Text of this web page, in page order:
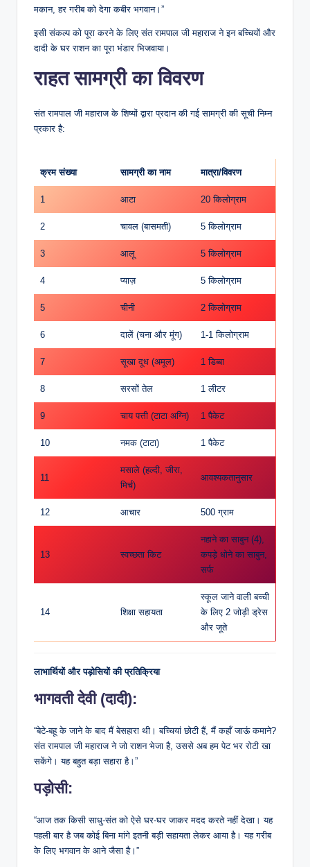
मकान, हर गरीब को देगा कबीर भगवान।”
इसी संकल्प को पूरा करने के लिए संत रामपाल जी महाराज ने इन बच्चियों और
दादी के घर राशन का पूरा भंडार भिजवाया।
​राहत सामग्री का विवरण
​संत रामपाल जी महाराज के शिष्यों द्वारा प्रदान की गई सामग्री की सूची निम्न
प्रकार है:
क्रम संख्या सामग्री का नाम मात्रा/विवरण
1 आटा 20 किलोग्राम
2 चावल (बासमती) 5 किलोग्राम
3 आलू 5 किलोग्राम
4 प्याज़ 5 किलोग्राम
5 चीनी 2 किलोग्राम
6 दालें (चना और मूंग) 1-1 किलोग्राम
7 सूखा दूध (अमूल) 1 डिब्बा
8 सरसों तेल 1 लीटर
9 चाय पत्ती (टाटा अग्नि) 1 पैकेट
10 नमक (टाटा) 1 पैकेट
11
मसाले (हल्दी, जीरा,
मिर्च)
आवश्यकतानुसार
12 आचार 500 ग्राम
13 स्वच्छता किट
नहाने का साबुन (4),
कपड़े धोने का साबुन,
सर्फ
14 शिक्षा सहायता
स्कूल जाने वाली बच्ची
के लिए 2 जोड़ी ड्रेस
और जूते
लाभार्थियों और पड़ोसियों की प्रतिक्रिया
​भागवती देवी (दादी):
“बेटे-बहू के जाने के बाद मैं बेसहारा थी। बच्चियां छोटी हैं, मैं कहाँ जाऊं कमाने?
संत रामपाल जी महाराज ने जो राशन भेजा है, उससे अब हम पेट भर रोटी खा
सकेंगे। यह बहुत बड़ा सहारा है।”
​पड़ोसी:
“आज तक किसी साधु-संत को ऐसे घर-घर जाकर मदद करते नहीं देखा। यह
पहली बार है जब कोई बिना मांगे इतनी बड़ी सहायता लेकर आया है। यह गरीब
के लिए भगवान के आने जैसा है।”